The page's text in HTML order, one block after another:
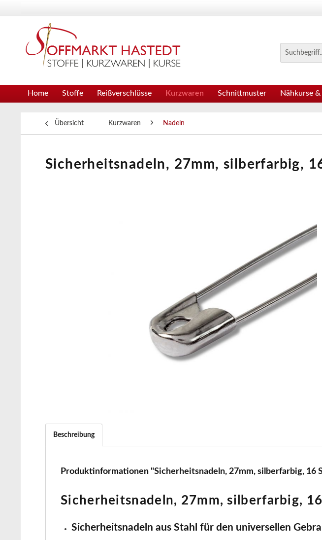
Home Stoffe Reißverschlüsse Kurzwaren Schnittmuster Nähkurse
Übersicht Kurzwaren Nadeln
Sicherheitsnadeln, 27mm, silberfarbig,
Beschreibung
Produktinformationen "Sicherheitsnadeln, 27mm, silberfarbig, 16
Sicherheitsnadeln, 27mm, silberfarbig,
Sicherheitsnadeln aus Stahl für den universellen